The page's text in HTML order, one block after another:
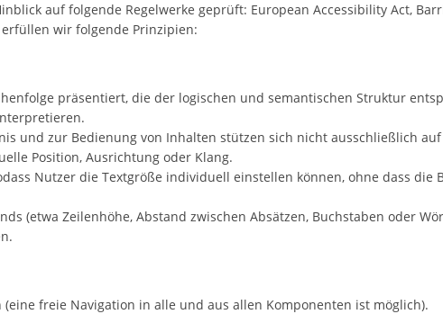
auf folgende Regelwerke geprüft: European Accessibility Act,
erfüllen wir folgende Prinzipien:
präsentiert, die der logischen und semantischen Struktur
und zur Bedienung von Inhalten stützen sich nicht ausschließlich
Position, Ausrichtung oder Klang.
Nutzer die Textgröße individuell einstellen können, ohne dass die
(etwa Zeilenhöhe, Abstand zwischen Absätzen, Buchstaben oder
(eine freie Navigation in alle und aus allen Komponenten ist möglich).